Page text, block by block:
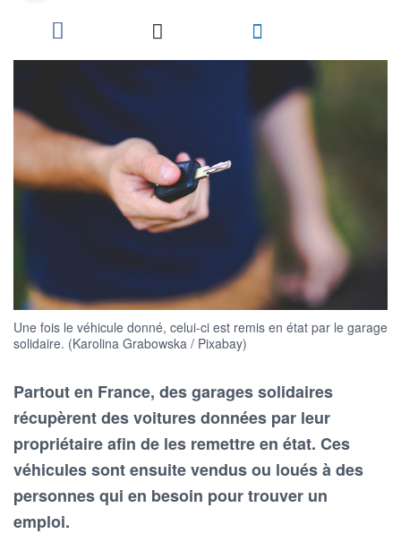
Une fois le véhicule donné, celui-ci est remis en état par le garage
solidaire. (Karolina Grabowska / Pixabay)
Partout en France, des garages solidaires
récupèrent des voitures données par leur
propriétaire afin de les remettre en état. Ces
véhicules sont ensuite vendus ou loués à des
personnes qui en besoin pour trouver un
emploi.